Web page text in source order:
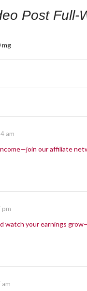
Post Full-
mg
am
our affiliate
pm
watch your earnings